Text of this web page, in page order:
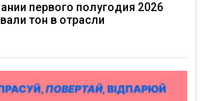
первого полугодия 2026
тон в отрасли